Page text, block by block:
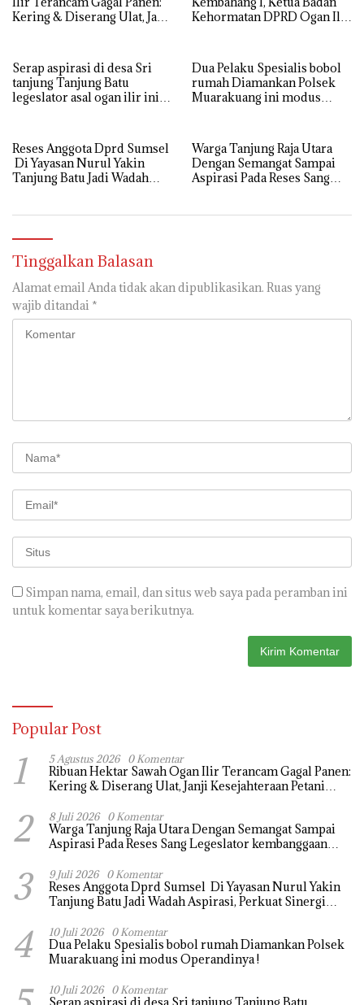
Kering & Diserang Ulat, Janji
Kehormatan DPRD Ogan Ilir
Serap aspirasi di desa Sri
tanjung Tanjung Batu
legeslator asal ogan ilir ini
banjir jika musim hujan
Dua Pelaku Spesialis bobol
rumah Diamankan Polsek
Muarakuang ini modus
Reses Anggota Dprd Sumsel
Di Yayasan Nurul Yakin
Tanjung Batu Jadi Wadah
Warga Tanjung Raja Utara
Dengan Semangat Sampai
Aspirasi Pada Reses Sang
Tinggalkan Balasan
Alamat email Anda tidak akan dipublikasikan. Ruas yang
wajib ditandai *
Simpan nama, email, dan situs web saya pada peramban ini
untuk komentar saya berikutnya.
Popular Post
1 5 Agustus 2026 0 Komentar
Ribuan Hektar Sawah Ogan Ilir Terancam Gagal Panen:
Kering & Diserang Ulat, Janji Kesejahteraan Petani
2 8 Juli 2026 0 Komentar
Warga Tanjung Raja Utara Dengan Semangat Sampai
Aspirasi Pada Reses Sang Legeslator kembanggaan
Segera di realisaikan
3 9 Juli 2026 0 Komentar
Reses Anggota Dprd Sumsel Di Yayasan Nurul Yakin
Tanjung Batu Jadi Wadah Aspirasi, Perkuat Sinergi
4 10 Juli 2026 0 Komentar
Dua Pelaku Spesialis bobol rumah Diamankan Polsek
Muarakuang ini modus Operandinya !
10 Juli 2026 0 Komentar